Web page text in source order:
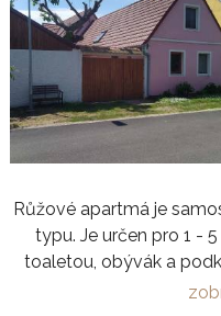
Růžové apartmá je
typu. Je určen pro 1 -
toaletou, obývák a